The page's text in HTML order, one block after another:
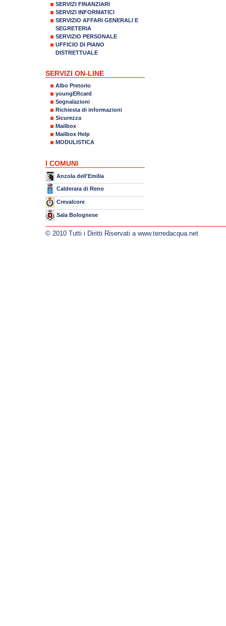
SERVIZI FINANZIARI
SERVIZI INFORMATICI
SERVIZIO AFFARI GENERALI E
SEGRETERIA
SERVIZIO PERSONALE
UFFICIO DI PIANO
DISTRETTUALE
SERVIZI ON-LINE
Albo Pretorio
youngERcard
Segnalazioni
Richiesta di informazioni
Sicurezza
Mailbox
Mailbox Help
MODULISTICA
I COMUNI
Anzola dell'Emilia
Calderara di Reno
Crevalcore
Sala Bolognese
© 2010 Tutti i Diritti Riservati a www.terredacqua.net